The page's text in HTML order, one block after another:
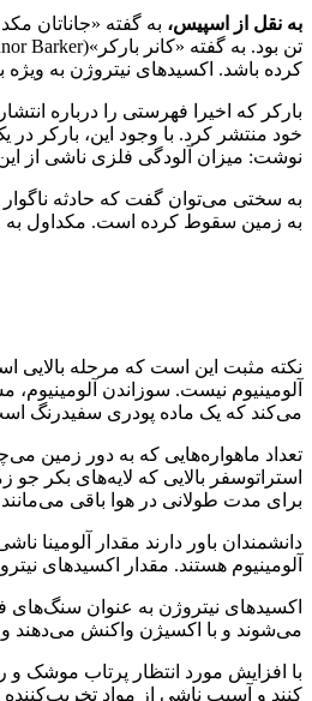
به نقل از اسپیس،
کرده باشد. اکسیدهای نیتروژن به ویژه
خود منتشر کرد. با وجود این، بارکر
نوشت: میزان آلودگی فلزی ناشی از
به سختی می‌توان گفت که حادثه
به زمین سقوط کرده است. مکداول به
آلومینیوم نیست. سوزاندن
می‌کند که یک ماده پودری سفیدرنگ
تعداد ماهواره‌هایی که به دور زمین
استراتوسفر بالایی که لایه‌های بکر
برای مدت طولانی در هوا باقی
دانشمندان باور دارند مقدار
آلومینیوم هستند. مقدار اکسیدهای
اکسیدهای نیتروژن به‌ عنوان
می‌شوند و با اکسیژن واکنش می‌دهند و
با افزایش مورد انتظار پرتاب موشک و
کنند و آسیب ناشی از مواد